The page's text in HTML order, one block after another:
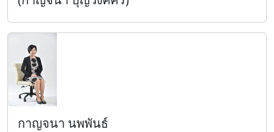
กาญจนา นพพันธ์